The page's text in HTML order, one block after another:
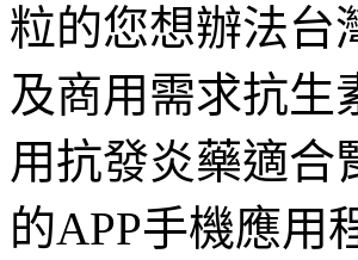
粒的您想辦法台
及商用需求抗生
用抗發炎藥適合
的APP手機應用